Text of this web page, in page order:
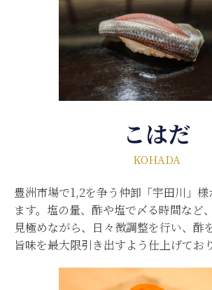
こはだ
KOHADA
豊洲市場で1,2を争う仲卸「宇田川」様
ます。塩の量、酢や塩で〆る時間など
見極めながら、日々微調整を行い、酢
旨味を最大限引き出すよう仕上げており